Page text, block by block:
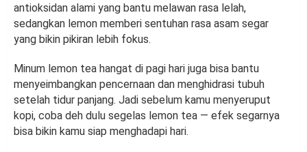
antioksidan alami yang bantu melawan rasa lelah,
sedangkan lemon memberi sentuhan rasa asam segar
yang bikin pikiran lebih fokus.
Minum lemon tea hangat di pagi hari juga bisa bantu
menyeimbangkan pencernaan dan menghidrasi tubuh
setelah tidur panjang. Jadi sebelum kamu menyeruput
kopi, coba deh dulu segelas lemon tea — efek segarnya
bisa bikin kamu siap menghadapi hari.